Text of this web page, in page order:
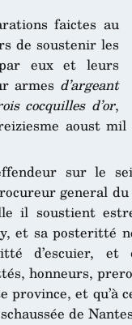
faictes au
de soustenir les
eux et leurs
armes d’argeant
cocquilles d’or,
aoust
sur le
general
il soustient
et sa posteritté
d’escuier,
honneurs,
et qu’à
de